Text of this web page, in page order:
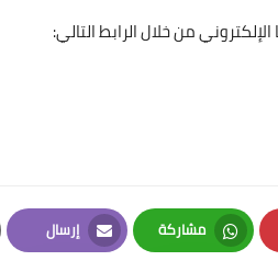
من خلال الرابط التالي:
مشاركة
Whatsapp
إرسال
Email